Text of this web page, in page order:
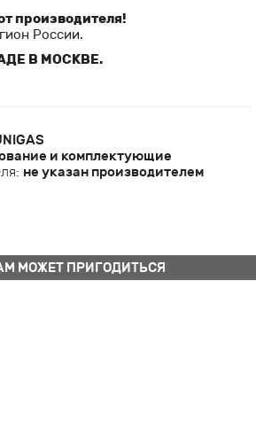
производителя!
России.
В МОСКВЕ.
и комплектующие
не указан производителем
МОЖЕТ ПРИГОДИТЬСЯ